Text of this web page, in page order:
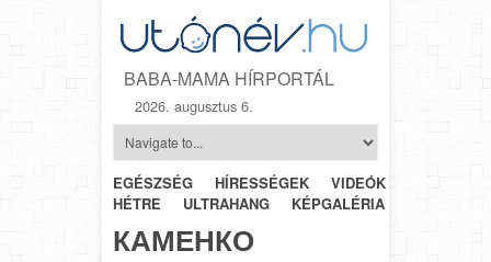
BABA-MAMA HÍRPORTÁL
2026. augusztus 6.
EGÉSZSÉG HÍRESSÉGEK VIDEÓK
HÉTRŐL-
HÉTRE
ULTRAHANG KÉPGALÉRIA
КАМЕНКО